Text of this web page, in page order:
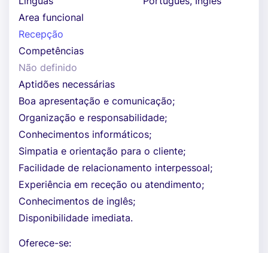
Area funcional
Recepção
Competências
Não definido
Aptidões necessárias
Boa apresentação e comunicação;
Organização e responsabilidade;
Conhecimentos informáticos;
Simpatia e orientação para o cliente;
Facilidade de relacionamento interpessoal;
Experiência em receção ou atendimento;
Conhecimentos de inglês;
Disponibilidade imediata.
Oferece-se: